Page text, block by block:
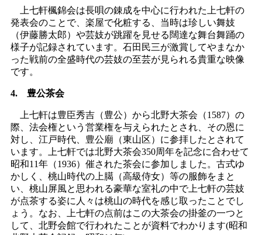
上七軒楓錦会は長唄の錬成を中心に行われた上七軒の
発表会のことで、楽屋で化粧する、当時は珍しい舞妓
（伊藤勝太郎）や芸妓が跳躍を見せる闊達な舞台舞踊の
様子が記録されています。石田民三が激賞してやまなか
った戦前の全盛時代の芸妓の至芸が見られる貴重な映像
です。
4. 豊公茶会
上七軒は豊臣秀吉（豊公）から北野大茶会（1587）の
際、法会権という営業権を与えられたとされ、その恩に
対し、江戸時代、豊公廟（東山区）に参拝したとされて
います。上七軒では北野大茶会350周年を記念に合わせて
昭和11年（1936）催された茶会に参加しました。古式ゆ
かしく、桃山時代の上臈（高級侍女）等の服飾をまと
い、桃山屏風と思われる豪華な室礼の中で上七軒の芸妓
が点茶する姿に人々は桃山の時代を感じ取ったことでし
ょう。なお、上七軒の点前はこの大茶会の掛釜の一つと
して、北野会館で行われたことが資料でわかります(昭和